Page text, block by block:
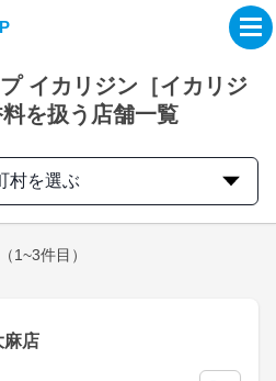
イカリジン［イカリジ
を扱う店舗一覧
村を選ぶ
（1~3件目）
麻店